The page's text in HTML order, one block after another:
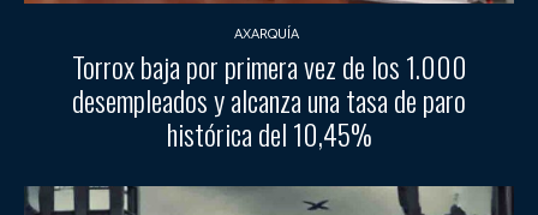
AXARQUÍA
Torrox baja por primera vez de los 1.000
desempleados y alcanza una tasa de paro
histórica del 10,45%